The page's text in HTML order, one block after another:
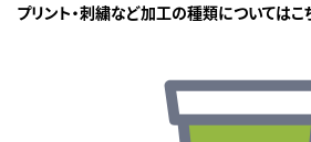
プリント・刺繍など加工の種類についてはこ